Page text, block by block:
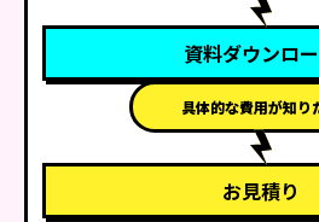
資料ダウンロ
具体的な費用が知り
お見積り